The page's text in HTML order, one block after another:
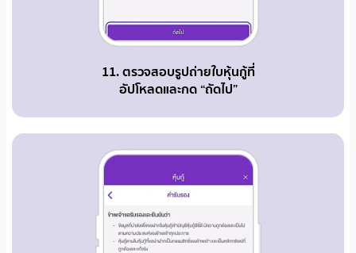
11. ตรวจสอบรูปถ่ายใบหุ้นกู้ที่
อัปโหลดและกด “ถัดไป”